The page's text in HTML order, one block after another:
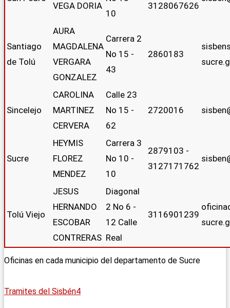
VEGA DORIA
10
3128067626
Santiago
de Tolú
AURA
MAGDALENA
VERGARA
GONZALEZ
Carrera 2
No 15 -
43
2860183
Sincelejo
CAROLINA
MARTINEZ
CERVERA
Calle 23
No 15 -
62
2720016
Sucre
HEYMIS
FLOREZ
MENDEZ
Carrera 3
No 10 -
10
2879103 -
3127171762
Tolú Viejo
JESUS
HERNANDO
ESCOBAR
CONTRERAS
Diagonal
2 No 6 -
12 Calle
Real
3116901239
Oficinas en cada municipio del departamento de Sucre
Tramites del Sisbén4